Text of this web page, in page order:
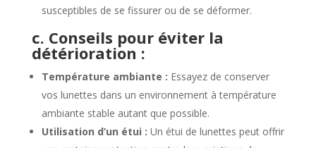
susceptibles de se fissurer ou de se déformer.
c. Conseils pour éviter la
détérioration :
Température ambiante : Essayez de conserver
vos lunettes dans un environnement à température
ambiante stable autant que possible.
Utilisation d’un étui : Un étui de lunettes peut offrir